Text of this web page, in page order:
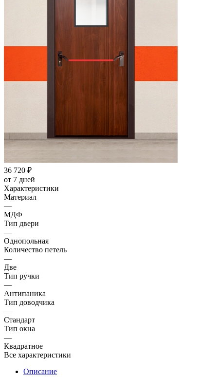
36 720 ₽
от 7 дней
Характеристики
Материал
—
МДФ
Тип двери
—
Однопольная
Количество петель
—
Две
Тип ручки
—
Антипаника
Тип доводчика
—
Стандарт
Тип окна
—
Квадратное
Все характеристики
Описание